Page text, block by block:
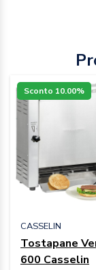
Sconto 10.00%
CASSELIN
Tostapane
600 Casselin